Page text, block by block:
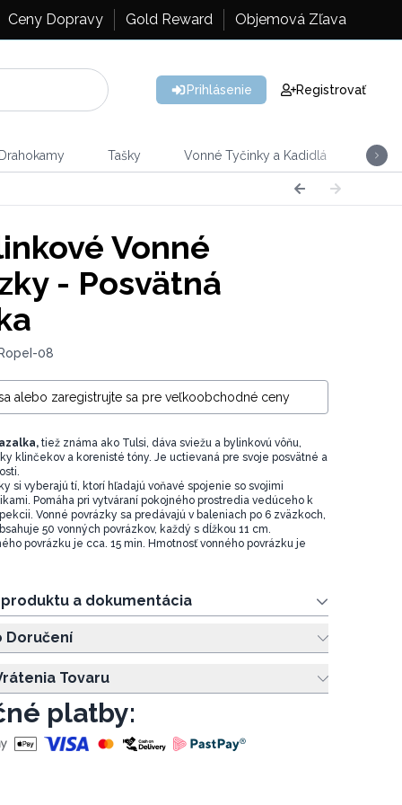
Ceny Dopravy Gold Reward Objemová Zľava
Prihlásenie Registrovať
Tašky Vonné Tyčinky a Kadidlá
Vonné
- Posvätná
08
alebo zaregistrujte sa pre veľkoobchodné ceny
tiež známa ako Tulsi, dáva sviežu a bylinkovú vôňu,
klinčekov a korenisté tóny. Je uctievaná pre svoje posvätné a
si vyberajú tí, ktorí hľadajú voňavé spojenie so svojimi
Pomáha pri vytváraní pokojného prostredia vedúceho k
Vonné povrázky sa predávajú v baleniach po 6 zväzkoch,
50 vonných povrázkov, každý s dĺžkou 11 cm.
povrázku je cca. 15 min. Hmotnosť vonného povrázku je
a dokumentácia
Doručení
Tovaru
platby: